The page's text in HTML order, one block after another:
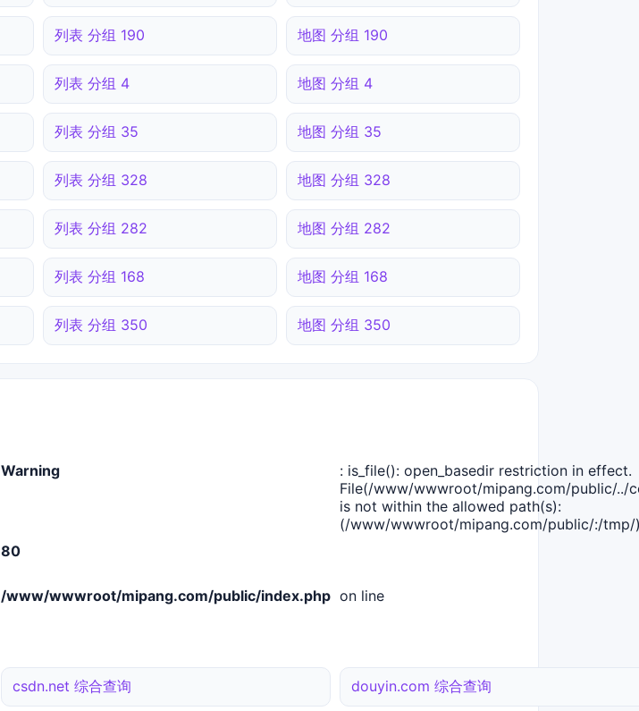
列表 分组 190 地图 分组 190
列表 分组 4 地图 分组 4
列表 分组 35 地图 分组 35
列表 分组 328 地图 分组 328
列表 分组 282 地图 分组 282
列表 分组 168 地图 分组 168
列表 分组 350 地图 分组 350
Warning
: is_file(): open_basedir restriction in effect.
File(/www/wwwroot/mipang.com/public/../
is not within the allowed path(s):
(/www/wwwroot/mipang.com/public/:/tmp/
80
/www/wwwroot/mipang.com/public/index.php on line
csdn.net 综合查询 douyin.com 综合查询